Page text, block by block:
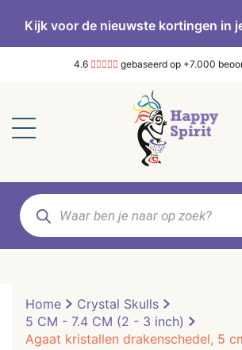
Kijk voor de nieuwste kortingen in
4.6 gebaseerd op +7.000
Producten
zoeken
Home
Crystal Skulls
5 CM - 7.4 CM (2 - 3 inch)
Agaat kristallen drakenschedel, 5